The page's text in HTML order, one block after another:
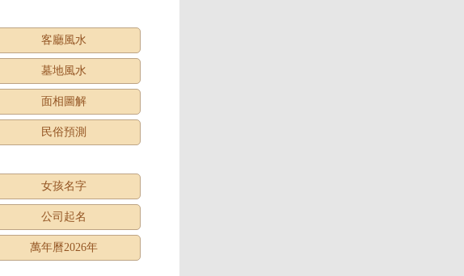
客廳風水
墓地風水
面相圖解
民俗預測
女孩名字
公司起名
萬年曆2026年